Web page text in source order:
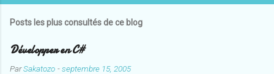
Posts les plus consultés de ce blog
Développer en C#
ParSakatozo -septembre 15, 2005